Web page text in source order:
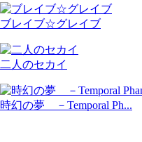
ブレイブ☆グレイブ
二人のセカイ
時幻の夢 －Temporal Ph...